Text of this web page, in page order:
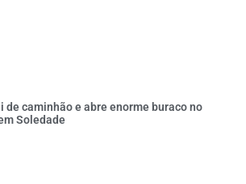
de caminhão e abre enorme buraco no
Soledade